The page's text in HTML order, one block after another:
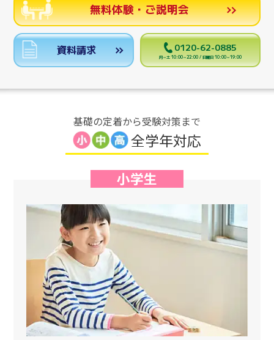
無料体験・ご説明会
資料請求 0120-62-0885
月～土 10:00～22:00 / 日曜日 10:00～19:00
基礎の定着から受験対策まで
全学年対応
小学生